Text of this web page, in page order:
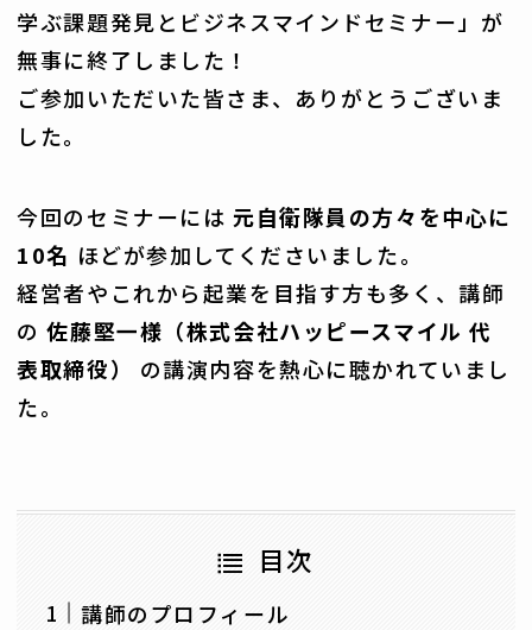
学ぶ課題発見とビジネスマインドセミナー」が
無事に終了しました！
ご参加いただいた皆さま、ありがとうございま
した。
今回のセミナーには 元自衛隊員の方々を中心に
10名 ほどが参加してくださいました。
経営者やこれから起業を目指す方も多く、講師
の佐藤堅一様（株式会社ハッピースマイル 代
表取締役）
の講演内容を熱心に聴かれていまし
た。
目次
講師のプロフィール